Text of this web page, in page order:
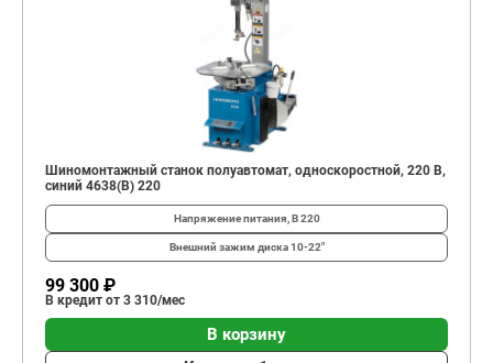
Шиномонтажный станок полуавтомат, односкоростной, 220 В,
синий 4638(B) 220
Напряжение питания, В220
Внешний зажим диска10-22"
99 300 ₽
В кредит от 3 310/мес
В корзину